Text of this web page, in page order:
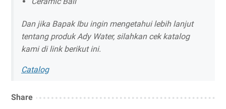
Dan jika Bapak Ibu ingin mengetahui lebih lanjut
tentang produk Ady Water, silahkan cek katalog
kami di link berikut ini.
Catalog
Share